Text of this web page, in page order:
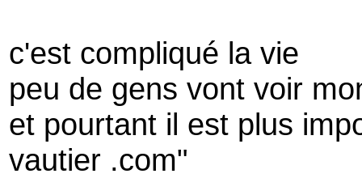
c'est compliqué la vie
peu de gens vont voir
et pourtant il est plus
vautier .com"